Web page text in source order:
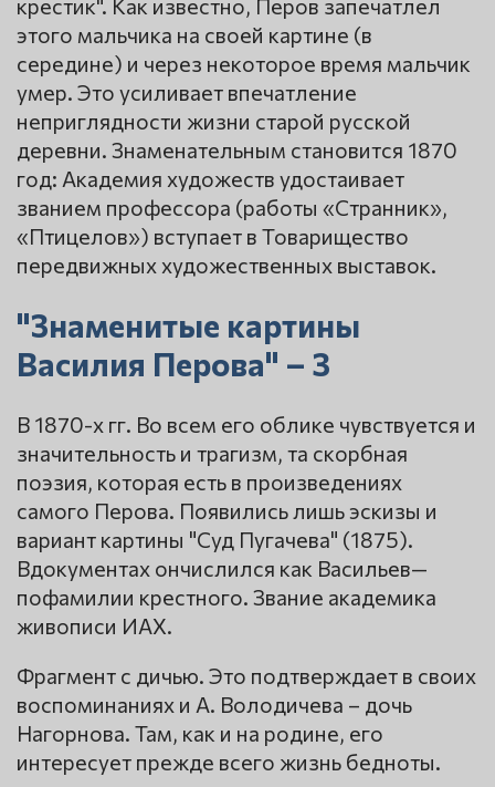
крестик". Как известно, Перов запечатлел
этого мальчика на своей картине (в
середине) и через некоторое время мальчик
умер. Это усиливает впечатление
неприглядности жизни старой русской
деревни. Знаменательным становится 1870
год: Академия художеств удостаивает
званием профессора (работы «Странник»,
«Птицелов») вступает в Товарищество
передвижных художественных выставок.
"Знаменитые картины
Василия Перова" – 3
В 1870-х гг. Во всем его облике чувствуется и
значительность и трагизм, та скорбная
поэзия, которая есть в произведениях
самого Перова. Появились лишь эскизы и
вариант картины "Суд Пугачева" (1875).
Вдокументах ончислился как Васильев—
пофамилии крестного. Звание академика
живописи ИАХ.
Фрагмент с дичью. Это подтверждает в своих
воспоминаниях и А. Володичева – дочь
Нагорнова. Там, как и на родине, его
интересует прежде всего жизнь бедноты.